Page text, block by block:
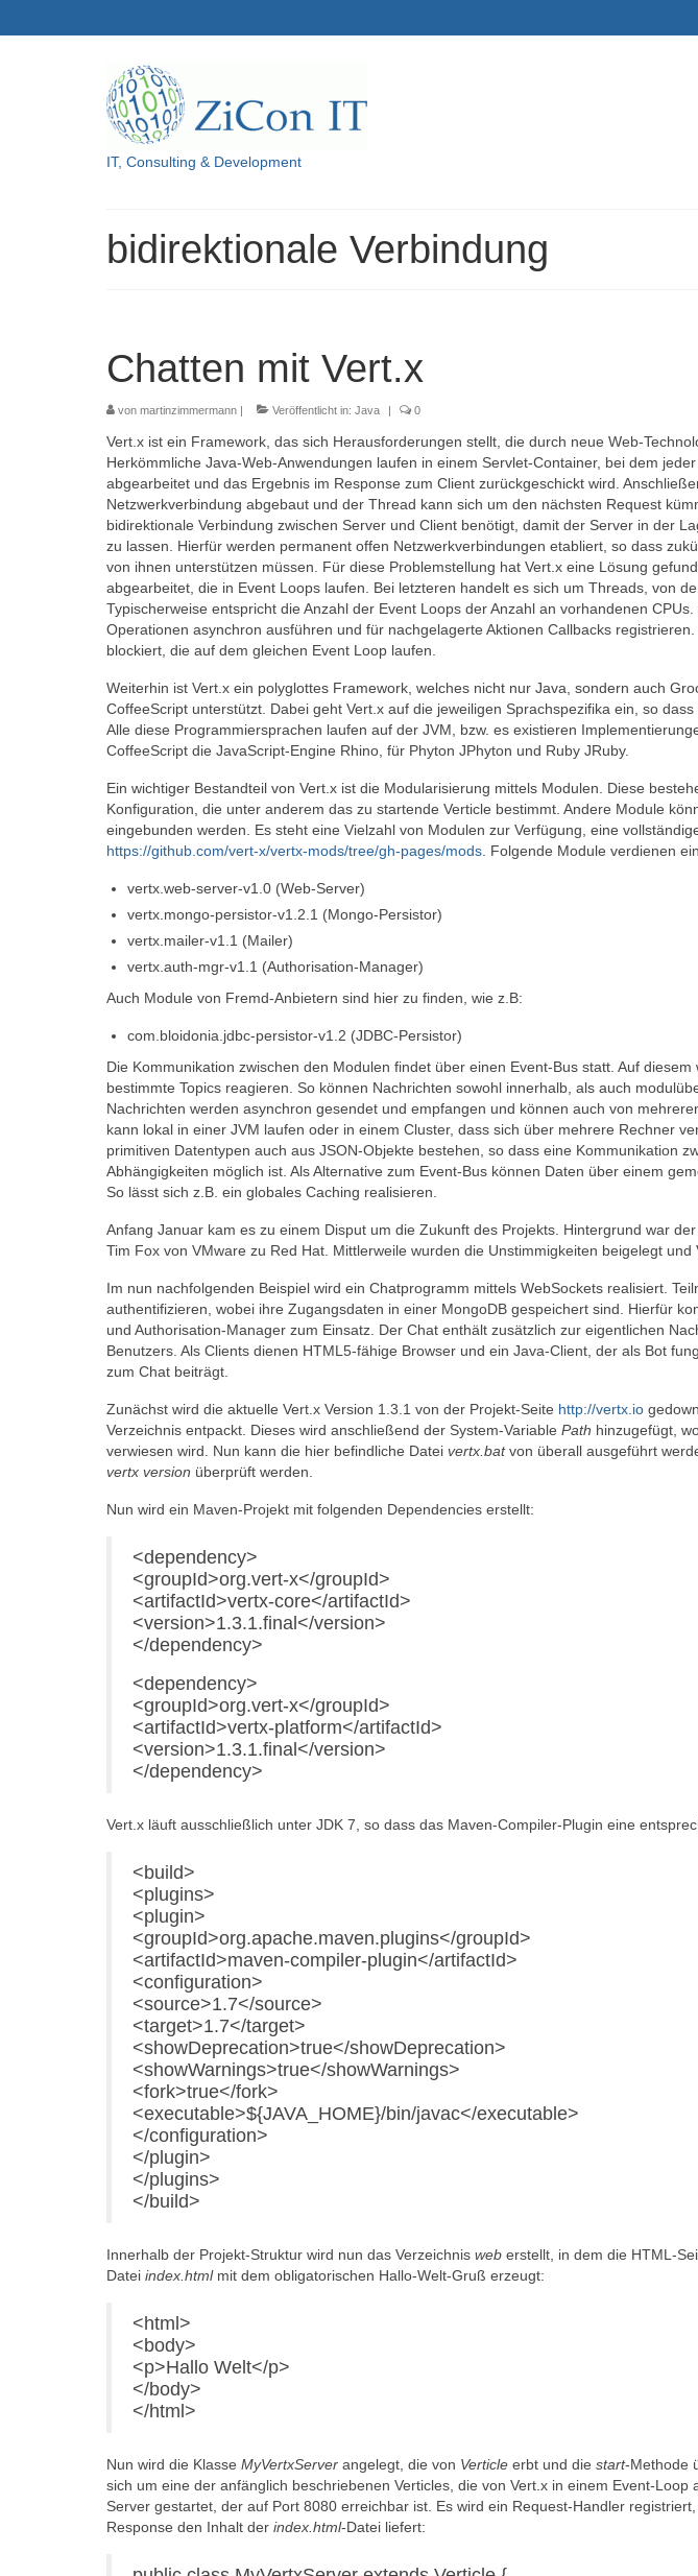
IT, Consulting & Development
bidirektionale Verbindung
Chatten mit Vert.x
von martinzimmermann | Veröffentlicht in: Java | 0
Vert.x ist ein Framework, das sich Herausforderungen stellt, die durch neue Web-
Herkömmliche Java-Web-Anwendungen laufen in einem Servlet-Container, bei dem
abgearbeitet und das Ergebnis im Response zum Client zurückgeschickt wird.
Netzwerkverbindung abgebaut und der Thread kann sich um den nächsten Request
bidirektionale Verbindung zwischen Server und Client benötigt, damit der Server in der
zu lassen. Hierfür werden permanent offen Netzwerkverbindungen etabliert, so dass
von ihnen unterstützen müssen. Für diese Problemstellung hat Vert.x eine Lösung
abgearbeitet, die in Event Loops laufen. Bei letzteren handelt es sich um Threads, von
Typischerweise entspricht die Anzahl der Event Loops der Anzahl an vorhandenen
Operationen asynchron ausführen und für nachgelagerte Aktionen Callbacks
blockiert, die auf dem gleichen Event Loop laufen.
Weiterhin ist Vert.x ein polyglottes Framework, welches nicht nur Java, sondern auch
CoffeeScript unterstützt. Dabei geht Vert.x auf die jeweiligen Sprachspezifika ein, so
Alle diese Programmiersprachen laufen auf der JVM, bzw. es existieren
CoffeeScript die JavaScript-Engine Rhino, für Phyton JPhyton und Ruby JRuby.
Ein wichtiger Bestandteil von Vert.x ist die Modularisierung mittels Modulen. Diese
Konfiguration, die unter anderem das zu startende Verticle bestimmt. Andere Module
eingebunden werden. Es steht eine Vielzahl von Modulen zur Verfügung, eine
https://github.com/vert-x/vertx-mods/tree/gh-pages/mods . Folgende Module verdienen
vertx.web-server-v1.0 (Web-Server)
vertx.mongo-persistor-v1.2.1 (Mongo-Persistor)
vertx.mailer-v1.1 (Mailer)
vertx.auth-mgr-v1.1 (Authorisation-Manager)
Auch Module von Fremd-Anbietern sind hier zu finden, wie z.B:
com.bloidonia.jdbc-persistor-v1.2 (JDBC-Persistor)
Die Kommunikation zwischen den Modulen findet über einen Event-Bus statt. Auf
bestimmte Topics reagieren. So können Nachrichten sowohl innerhalb, als auch
Nachrichten werden asynchron gesendet und empfangen und können auch von
kann lokal in einer JVM laufen oder in einem Cluster, dass sich über mehrere Rechner
primitiven Datentypen auch aus JSON-Objekte bestehen, so dass eine Kommunikation
Abhängigkeiten möglich ist. Als Alternative zum Event-Bus können Daten über einem
So lässt sich z.B. ein globales Caching realisieren.
Anfang Januar kam es zu einem Disput um die Zukunft des Projekts. Hintergrund war
Tim Fox von VMware zu Red Hat. Mittlerweile wurden die Unstimmigkeiten beigelegt und
Im nun nachfolgenden Beispiel wird ein Chatprogramm mittels WebSockets realisiert.
authentifizieren, wobei ihre Zugangsdaten in einer MongoDB gespeichert sind. Hierfür
und Authorisation-Manager zum Einsatz. Der Chat enthält zusätzlich zur eigentlichen
Benutzers. Als Clients dienen HTML5-fähige Browser und ein Java-Client, der als Bot
zum Chat beiträgt.
Zunächst wird die aktuelle Vert.x Version 1.3.1 von der Projekt-Seite http://vertx.io
Verzeichnis entpackt. Dieses wird anschließend der System-Variable Path hinzugefügt,
verwiesen wird. Nun kann die hier befindliche Datei vertx.batvon überall ausgeführt
vertx version überprüft werden.
Nun wird ein Maven-Projekt mit folgenden Dependencies erstellt:
<dependency>
<groupId>org.vert-x</groupId>
<artifactId>vertx-core</artifactId>
<version>1.3.1.final</version>
</dependency>
<dependency>
<groupId>org.vert-x</groupId>
<artifactId>vertx-platform</artifactId>
<version>1.3.1.final</version>
</dependency>
Vert.x läuft ausschließlich unter JDK 7, so dass das Maven-Compiler-Plugin eine
<build>
<plugins>
<plugin>
<groupId>org.apache.maven.plugins</groupId>
<artifactId>maven-compiler-plugin</artifactId>
<configuration>
<source>1.7</source>
<target>1.7</target>
<showDeprecation>true</showDeprecation>
<showWarnings>true</showWarnings>
<fork>true</fork>
<executable>${JAVA_HOME}/bin/javac</executable>
</configuration>
</plugin>
</plugins>
</build>
Innerhalb der Projekt-Struktur wird nun das Verzeichnis web erstellt, in dem die HTML-
Datei index.htmlmit dem obligatorischen Hallo-Welt-Gruß erzeugt:
<html>
<body>
<p>Hallo Welt</p>
</body>
</html>
Nun wird die Klasse MyVertxServer angelegt, die von Verticle erbt und die start-Methode
sich um eine der anfänglich beschriebenen Verticles, die von Vert.x in einem Event-Loop
Server gestartet, der auf Port 8080 erreichbar ist. Es wird ein Request-Handler
Response den Inhalt der index.html-Datei liefert: